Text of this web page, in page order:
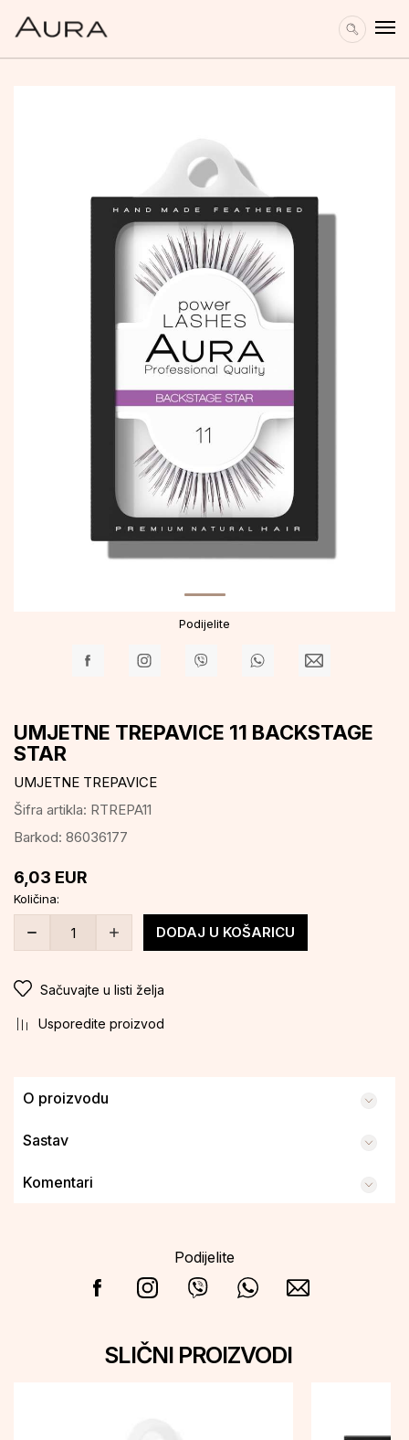
Podijelite
UMJETNE TREPAVICE 11 BACKSTAGE
STAR
UMJETNE TREPAVICE
Šifra artikla: RTREPA11
Barkod: 86036177
6,03 EUR
Količina:
DODAJ U KOŠARICU
Sačuvajte u listi želja
Usporedite proizvod
O proizvodu
Sastav
Komentari
Podijelite
SLIČNI PROIZVODI